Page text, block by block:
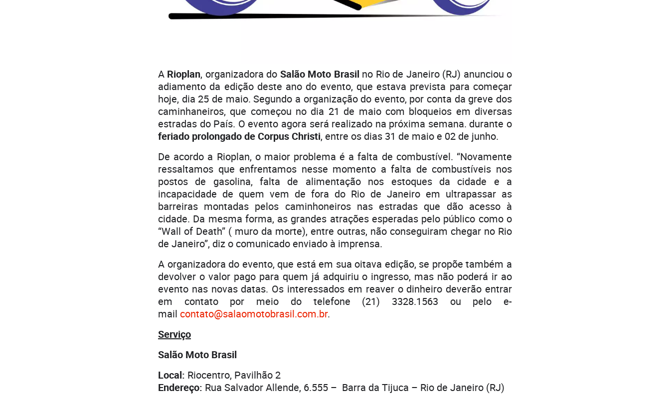
A Rioplan, organizadora do Salão Moto Brasil no Rio de Janeiro (RJ) anunciou o
adiamento da edição deste ano do evento, que estava prevista para começar
hoje, dia 25 de maio. Segundo a organização do evento, por conta da greve dos
caminhaneiros, que começou no dia 21 de maio com bloqueios em diversas
estradas do País. O evento agora será realizado na próxima semana. durante o
feriado prolongado de Corpus Christi, entre os dias 31 de maio e 02 de junho.
De acordo a Rioplan, o maior problema é a falta de combustível. “Novamente
ressaltamos que enfrentamos nesse momento a falta de combustíveis nos
postos de gasolina, falta de alimentação nos estoques da cidade e a
incapacidade de quem vem de fora do Rio de Janeiro em ultrapassar as
barreiras montadas pelos caminhoneiros nas estradas que dão acesso à
cidade. Da mesma forma, as grandes atrações esperadas pelo público como o
“Wall of Death” ( muro da morte), entre outras, não conseguiram chegar no Rio
de Janeiro”, diz o comunicado enviado à imprensa.
A organizadora do evento, que está em sua oitava edição, se propõe também a
devolver o valor pago para quem já adquiriu o ingresso, mas não poderá ir ao
evento nas novas datas. Os interessados em reaver o dinheiro deverão entrar
em contato por meio do telefone (21) 3328.1563 ou pelo e-
mail contato@salaomotobrasil.com.br.
Serviço
Salão Moto Brasil
Local: Riocentro, Pavilhão 2
Endereço: Rua Salvador Allende, 6.555 – Barra da Tijuca – Rio de Janeiro (RJ)